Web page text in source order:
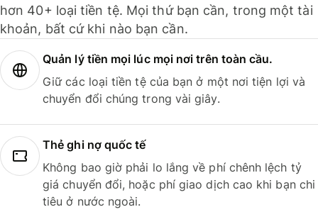
hơn 40+ loại tiền tệ. Mọi thứ bạn cần, trong một tài
khoản, bất cứ khi nào bạn cần.
Quản lý tiền mọi lúc mọi nơi trên toàn cầu.
Giữ các loại tiền tệ của bạn ở một nơi tiện lợi và
chuyển đổi chúng trong vài giây.
Thẻ ghi nợ quốc tế
Không bao giờ phải lo lắng về phí chênh lệch tỷ
giá chuyển đổi, hoặc phí giao dịch cao khi bạn chi
tiêu ở nước ngoài.